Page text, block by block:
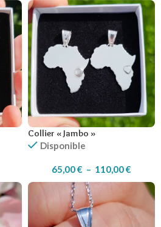
Collier « Jambo »
Disponible
65,00€ – 110,00€